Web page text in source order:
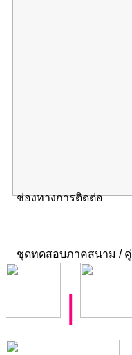
ช่องทางการติดต่อ
ชุดทดสอบภาคสนาม /